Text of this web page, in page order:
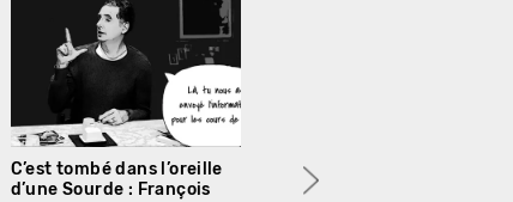
C’est tombé dans l’oreille
d’une Sourde : François
C’est tombé dans l’oreille
d’une Sourde : Hodan